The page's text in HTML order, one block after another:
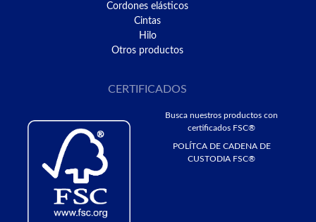
Cordones elásticos
Cintas
Hilo
Otros productos
CERTIFICADOS
Busca nuestros productos con
certificados FSC®
POLÍTCA DE CADENA DE
CUSTODIA FSC®